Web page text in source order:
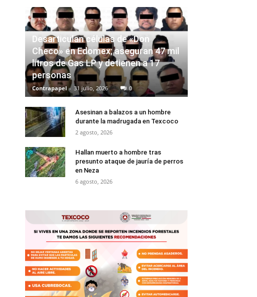
Desarticulan células de «Don
Checo» en Edomex; aseguran 47 mil
litros de Gas LP y detienen a 17
personas
Contrapapel - 31 julio, 2026 0
Asesinan a balazos a un hombre
durante la madrugada en Texcoco
2 agosto, 2026
Hallan muerto a hombre tras
presunto ataque de jauría de perros
en Neza
6 agosto, 2026